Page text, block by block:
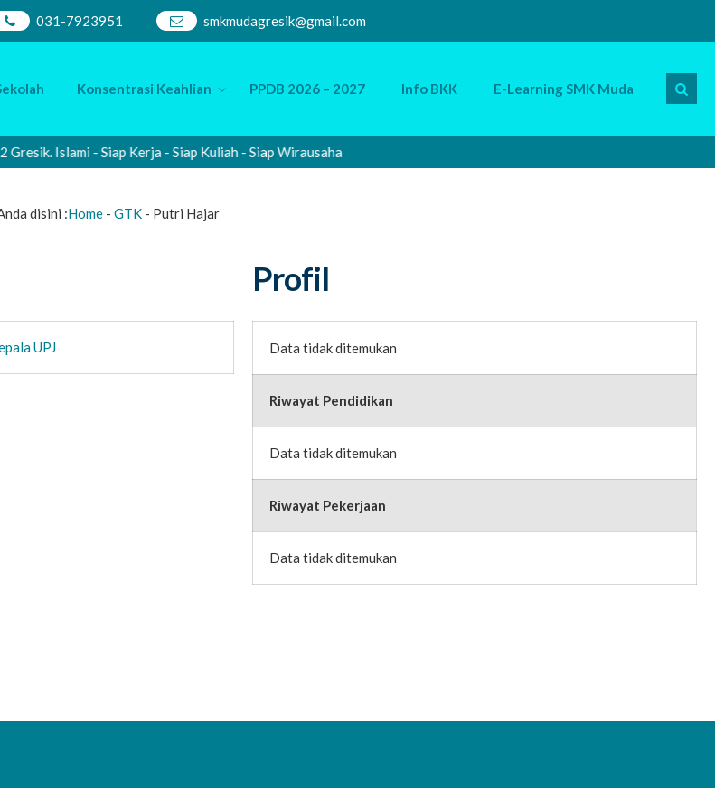
031-7923951 smkmudagresik@gmail.com
Konsentrasi Keahlian PPDB 2026 – 2027 Info BKK E-Learning SMK Muda
Islami - Siap Kerja - Siap Kuliah - Siap Wirausaha
disini :Home- GTK- Putri Hajar
UPJ
Profil
Data tidak ditemukan
Riwayat Pendidikan
Data tidak ditemukan
Riwayat Pekerjaan
Data tidak ditemukan